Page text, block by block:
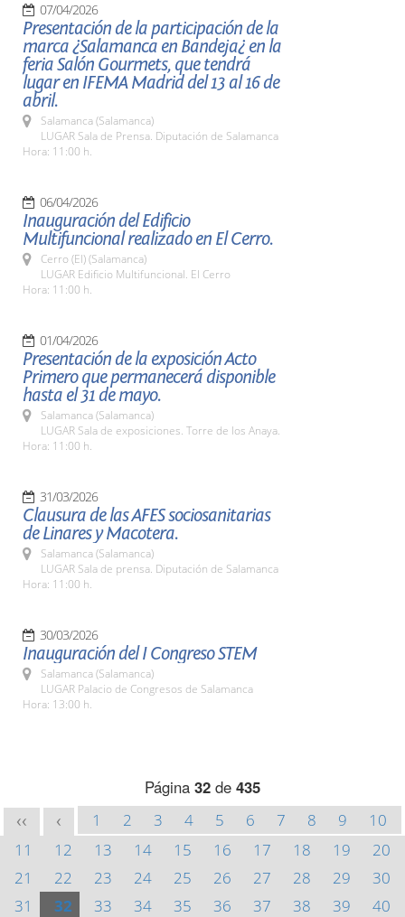
07/04/2026
Presentación de la participación de la
marca ¿Salamanca en Bandeja¿ en la
feria Salón Gourmets, que tendrá
lugar en IFEMA Madrid del 13 al 16 de
abril.
Salamanca (Salamanca)
LUGAR Sala de Prensa. Diputación de Salamanca
Hora: 11:00 h.
06/04/2026
Inauguración del Edificio
Multifuncional realizado en El Cerro.
Cerro (El) (Salamanca)
LUGAR Edificio Multifuncional. El Cerro
Hora: 11:00 h.
01/04/2026
Presentación de la exposición Acto
Primero que permanecerá disponible
hasta el 31 de mayo.
Salamanca (Salamanca)
LUGAR Sala de exposiciones. Torre de los Anaya.
Hora: 11:00 h.
31/03/2026
Clausura de las AFES sociosanitarias
de Linares y Macotera.
Salamanca (Salamanca)
LUGAR Sala de prensa. Diputación de Salamanca
Hora: 11:00 h.
30/03/2026
Inauguración del I Congreso STEM
Salamanca (Salamanca)
LUGAR Palacio de Congresos de Salamanca
Hora: 13:00 h.
Página 32 de 435
<< < 1 2 3 4 5 6 7 8 9
10
11
12 13 14 15 16 17 18 19
20
21
22 23 24 25 26 27 28 29
30
31
32 33 34 35 36 37 38 39
40